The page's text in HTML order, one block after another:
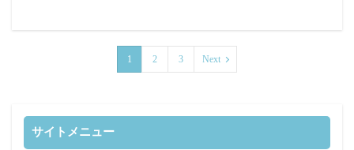
1 2 3 Next
サイトメニュー